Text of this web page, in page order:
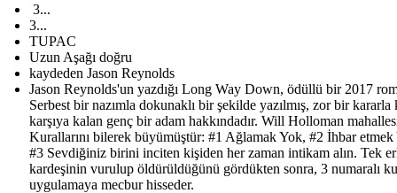
3...
3...
TUPAC
Uzun Aşağı doğru
kaydeden Jason Reynolds
Jason Reynolds'un yazdığı Long Way Down, ödüllü bir 2017
Serbest bir nazımla dokunaklı bir şekilde yazılmış, zor bir kararla
karşıya kalan genç bir adam hakkındadır. Will Holloman
Kurallarını bilerek büyümüştür: #1 Ağlamak Yok, #2 İhbar etmek
#3 Sevdiğiniz birini inciten kişiden her zaman intikam alın. Tek
kardeşinin vurulup öldürüldüğünü gördükten sonra, 3 numaralı
uygulamaya mecbur hisseder.